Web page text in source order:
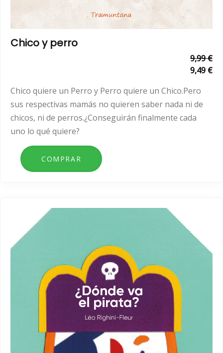
Chico y perro
9,99 €
9,49 €
Chico quiere un Perro y Perro quiere un Chico.Pero
sus respectivas mamás no quieren saber nada ni de
chicos, ni de perros.¿Conseguirán finalmente cada
uno lo qué quiere?